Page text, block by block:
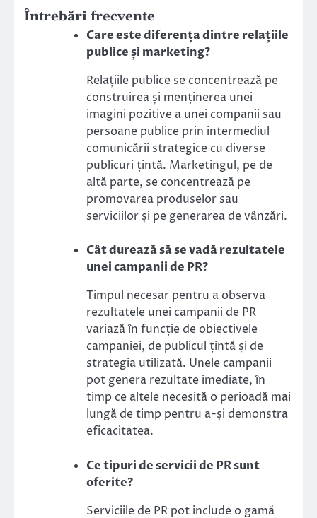
Întrebări frecvente
Care este diferența dintre relațiile
publice și marketing?
Relațiile publice se concentrează pe
construirea și menținerea unei
imagini pozitive a unei companii sau
persoane publice prin intermediul
comunicării strategice cu diverse
publicuri țintă. Marketingul, pe de
altă parte, se concentrează pe
promovarea produselor sau
serviciilor și pe generarea de vânzări.
Cât durează să se vadă rezultatele
unei campanii de PR?
Timpul necesar pentru a observa
rezultatele unei campanii de PR
variază în funcție de obiectivele
campaniei, de publicul țintă și de
strategia utilizată. Unele campanii
pot genera rezultate imediate, în
timp ce altele necesită o perioadă mai
lungă de timp pentru a-și demonstra
eficacitatea.
Ce tipuri de servicii de PR sunt
oferite?
Serviciile de PR pot include o gamă